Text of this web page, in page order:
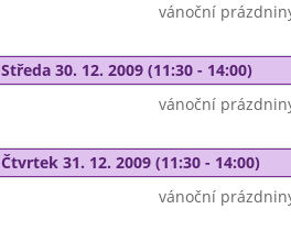
vánoční
Středa 30. 12. 2009 (11:30 - 14:00)
vánoční
Čtvrtek 31. 12. 2009 (11:30 - 14:00)
vánoční